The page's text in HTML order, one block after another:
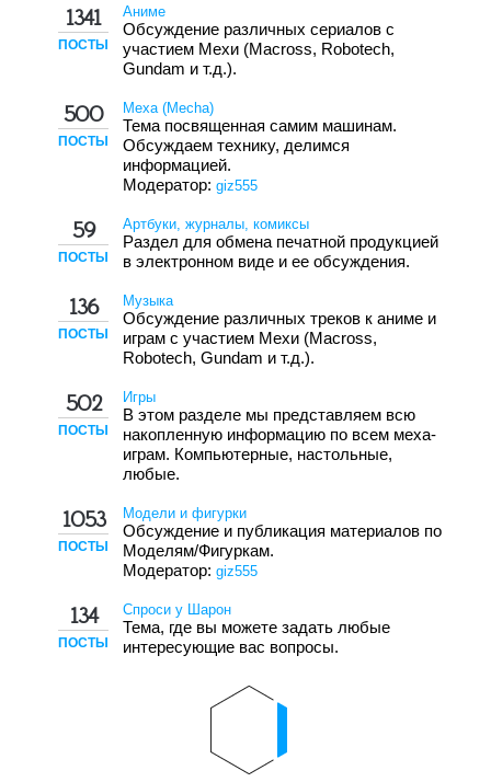
1341
ПОСТЫ
Аниме
Обсуждение различных сериалов с
участием Мехи (Macross, Robotech,
Gundam и т.д.).
500
ПОСТЫ
Меха (Mecha)
Тема посвященная самим машинам.
Обсуждаем технику, делимся
информацией.
Модератор: giz555
59
ПОСТЫ
Артбуки, журналы, комиксы
Раздел для обмена печатной продукцией
в электронном виде и ее обсуждения.
136
ПОСТЫ
Музыка
Обсуждение различных треков к аниме и
играм с участием Мехи (Macross,
Robotech, Gundam и т.д.).
502
ПОСТЫ
Игры
В этом разделе мы представляем всю
накопленную информацию по всем меха-
играм. Компьютерные, настольные,
любые.
1053
ПОСТЫ
Модели и фигурки
Обсуждение и публикация материалов по
Моделям/Фигуркам.
Модератор: giz555
134
ПОСТЫ
Спроси у Шарон
Тема, где вы можете задать любые
интересующие вас вопросы.